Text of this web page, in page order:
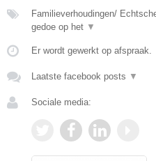
Familieverhoudingen/
gedoe op het ▼
Er wordt gewerkt op afspraak.
Laatste facebook posts ▼
Sociale media: